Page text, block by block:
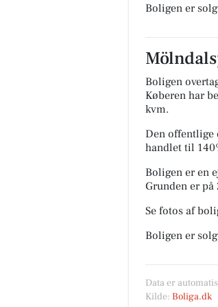
Boligen er
Boligen
Køberen har
kvm.
Den offentlige
handlet til
Boligen er en
Grunden er på
Se fotos af
Boligen er
Data er
Kilde: Boliga.dk